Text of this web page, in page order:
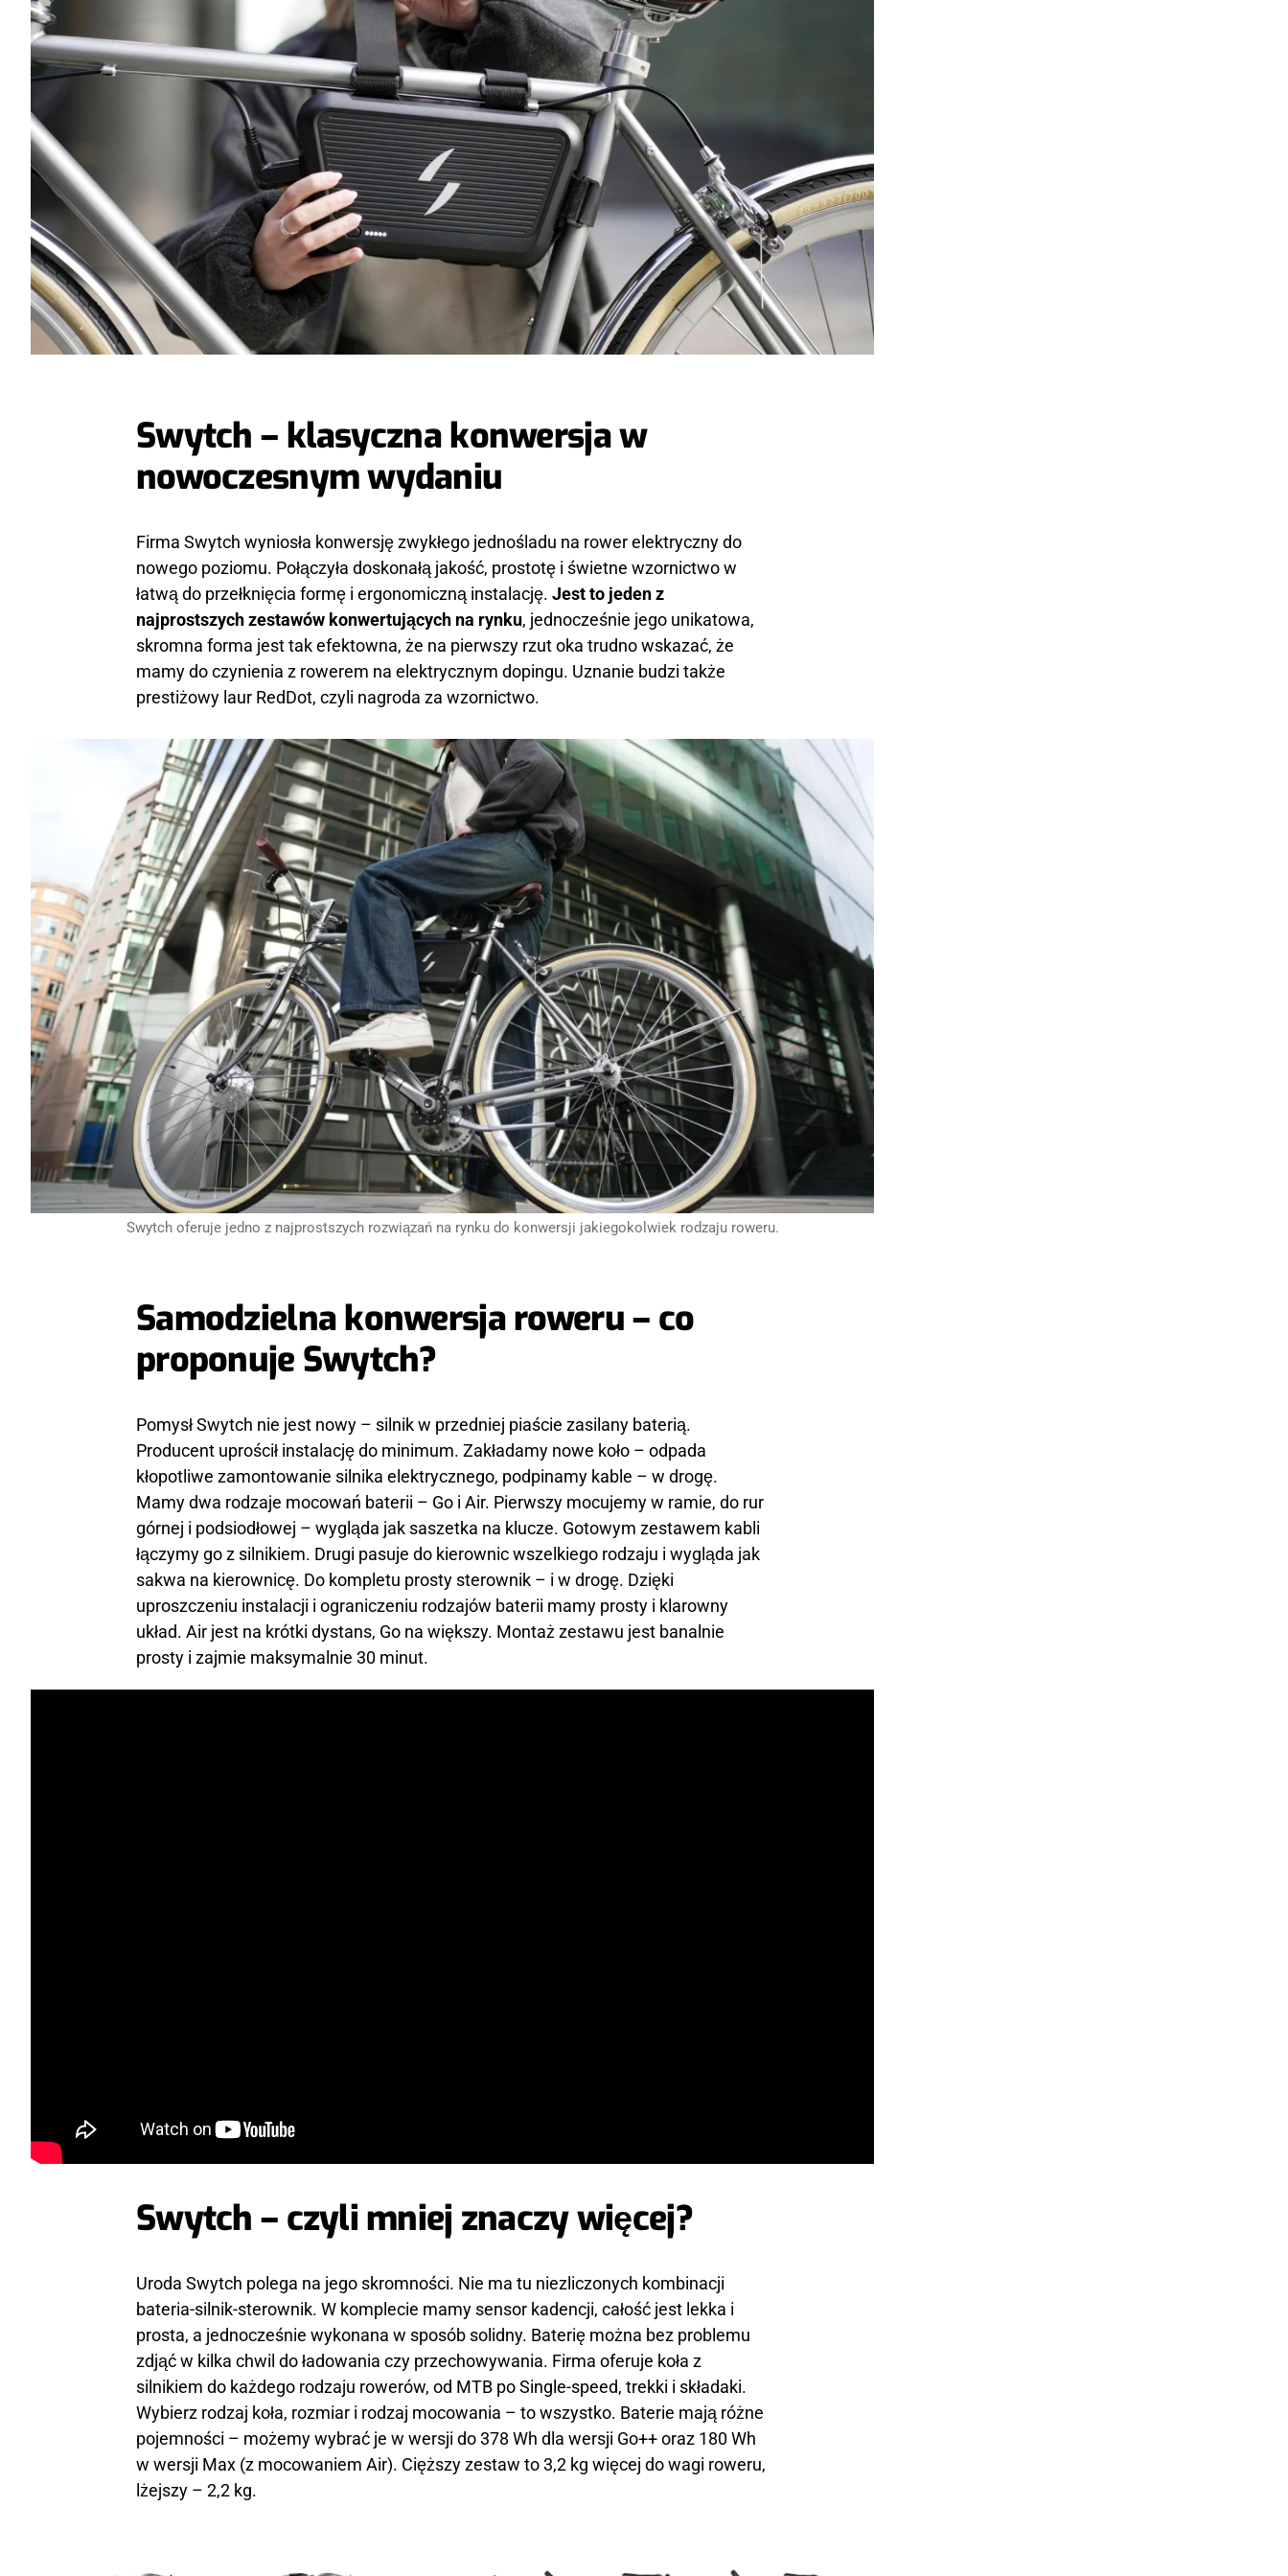
Swytch – klasyczna konwersja w
nowoczesnym wydaniu
Firma Swytch wyniosła konwersję zwykłego jednośladu na rower elektryczny do
nowego poziomu. Połączyła doskonałą jakość, prostotę i świetne wzornictwo w
łatwą do przełknięcia formę i ergonomiczną instalację. Jest to jeden z
najprostszych zestawów konwertujących na rynku, jednocześnie jego unikatowa,
skromna forma jest tak efektowna, że na pierwszy rzut oka trudno wskazać, że
mamy do czynienia z rowerem na elektrycznym dopingu. Uznanie budzi także
prestiżowy laur RedDot, czyli nagroda za wzornictwo.
Swytch oferuje jedno z najprostszych rozwiązań na rynku do konwersji jakiegokolwiek rodzaju roweru.
Samodzielna konwersja roweru – co
proponuje Swytch?
Pomysł Swytch nie jest nowy – silnik w przedniej piaście zasilany baterią.
Producent uprościł instalację do minimum. Zakładamy nowe koło – odpada
kłopotliwe zamontowanie silnika elektrycznego, podpinamy kable – w drogę.
Mamy dwa rodzaje mocowań baterii – Go i Air. Pierwszy mocujemy w ramie, do rur
górnej i podsiodłowej – wygląda jak saszetka na klucze. Gotowym zestawem kabli
łączymy go z silnikiem. Drugi pasuje do kierownic wszelkiego rodzaju i wygląda jak
sakwa na kierownicę. Do kompletu prosty sterownik – i w drogę. Dzięki
uproszczeniu instalacji i ograniczeniu rodzajów baterii mamy prosty i klarowny
układ. Air jest na krótki dystans, Go na większy. Montaż zestawu jest banalnie
prosty i zajmie maksymalnie 30 minut.
Swytch – czyli mniej znaczy więcej?
Uroda Swytch polega na jego skromności. Nie ma tu niezliczonych kombinacji
bateria-silnik-sterownik. W komplecie mamy sensor kadencji, całość jest lekka i
prosta, a jednocześnie wykonana w sposób solidny. Baterię można bez problemu
zdjąć w kilka chwil do ładowania czy przechowywania. Firma oferuje koła z
silnikiem do każdego rodzaju rowerów, od MTB po Single-speed, trekki i składaki.
Wybierz rodzaj koła, rozmiar i rodzaj mocowania – to wszystko. Baterie mają różne
pojemności – możemy wybrać je w wersji do 378 Wh dla wersji Go++ oraz 180 Wh
w wersji Max (z mocowaniem Air). Cięższy zestaw to 3,2 kg więcej do wagi roweru,
lżejszy – 2,2 kg.